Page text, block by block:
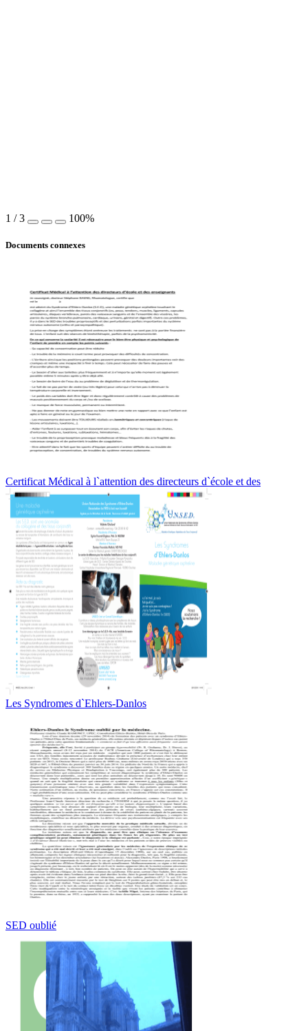
1 /3 100%
Documents connexes
Certificat Médical à l`attention des directeurs d`école et des
Les Syndromes d`Ehlers-Danlos
SED oublié